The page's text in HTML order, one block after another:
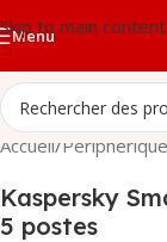
Skip to main content
Menu
Accueil/
Kaspersky
5 postes